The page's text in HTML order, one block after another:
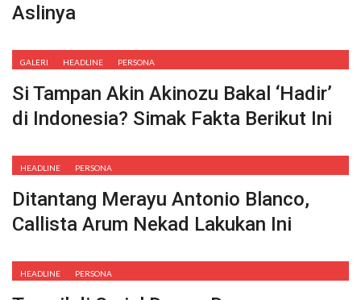
Aslinya
GALERI HEADLINE PERSONA
Si Tampan Akin Akinozu Bakal ‘Hadir’
di Indonesia? Simak Fakta Berikut Ini
HEADLINE PERSONA
Ditantang Merayu Antonio Blanco,
Callista Arum Nekad Lakukan Ini
HEADLINE PERSONA